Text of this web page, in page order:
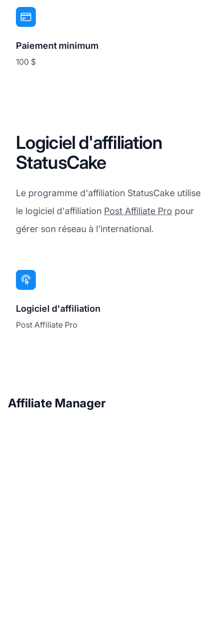
Paiement minimum
100 $
Logiciel d'affiliation
StatusCake
Le programme d'affiliation StatusCake utilise
le logiciel d'affiliation Post Affiliate Pro pour
gérer son réseau à l'international.
Logiciel d'affiliation
Post Affiliate Pro
Affiliate Manager